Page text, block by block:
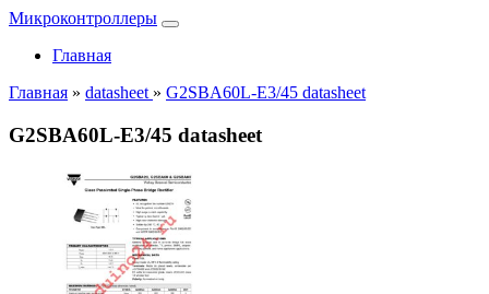
Микроконтроллеры
Главная
Главная » datasheet » G2SBA60L-E3/45 datasheet
G2SBA60L-E3/45 datasheet